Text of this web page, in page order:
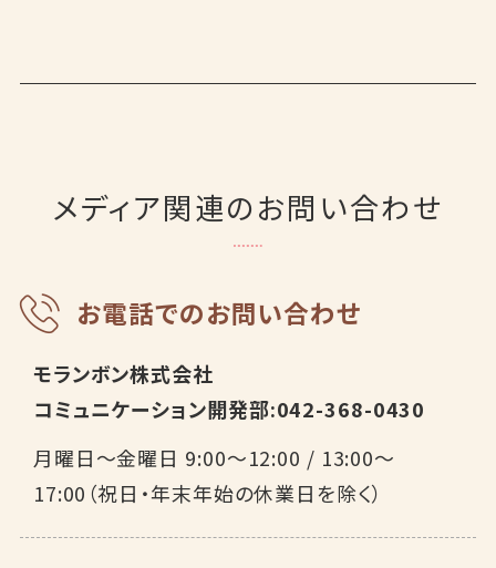
メディア関連のお問い合わせ
お電話でのお問い合わせ
モランボン株式会社
コミュニケーション開発部:042-368-0430
月曜日～金曜日 9:00～12:00 / 13:00～
17:00（祝日・年末年始の休業日を除く）